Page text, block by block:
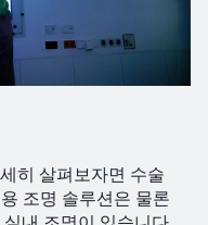
히 살펴보자면 수술
조명 솔루션은 물론